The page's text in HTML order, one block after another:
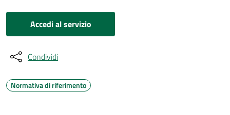
Accedi al servizio
Condividi
Normativa di riferimento